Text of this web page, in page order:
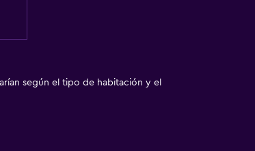
según el tipo de habitación y el